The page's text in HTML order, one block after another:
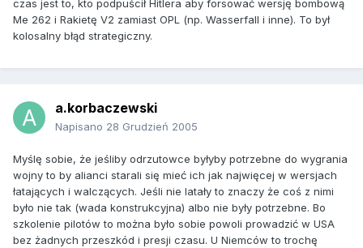
czas jest to, kto podpuścił Hitlera aby forsować wersję bombową
Me 262 i Rakietę V2 zamiast OPL (np. Wasserfall i inne). To był
kolosalny błąd strategiczny.
a.korbaczewski
Napisano 28 Grudzień 2005
Myślę sobie, że jeśliby odrzutowce byłyby potrzebne do wygrania
wojny to by alianci starali się mieć ich jak najwięcej w wersjach
łatających i walczących. Jeśli nie latały to znaczy że coś z nimi
było nie tak (wada konstrukcyjna) albo nie były potrzebne. Bo
szkolenie pilotów to można było sobie powoli prowadzić w USA
bez żadnych przeszkód i presji czasu. U Niemców to trochę